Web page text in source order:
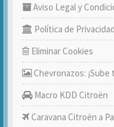
Aviso Legal y
Política de
Eliminar Cookies
Chevronazos:
Macro KDD Citroën
Caravana Citroën a